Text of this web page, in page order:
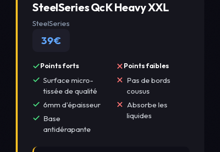
SteelSeries QcK Heavy XXL
SteelSeries
39€
Points forts
Surface micro-
tissée de qualité
6mm d'épaisseur
Base
antidérapante
Points faibles
Pas de bords
cousus
Absorbe les
liquides